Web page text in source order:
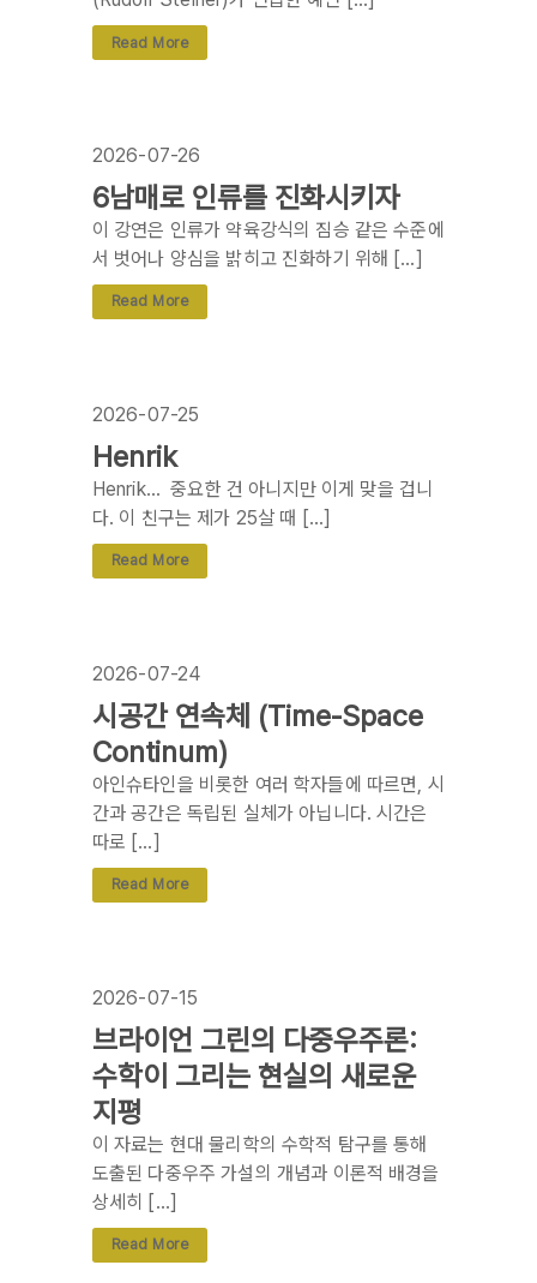
Read More
2026-07-26
6남매로 인류를 진화시키자
이 강연은 인류가 약육강식의 짐승 같은 수준에
서 벗어나 양심을 밝히고 진화하기 위해 […]
Read More
2026-07-25
Henrik
Henrik… 중요한 건 아니지만 이게 맞을 겁니
다. 이 친구는 제가 25살 때 […]
Read More
2026-07-24
시공간 연속체 (Time-Space
Continum)
아인슈타인을 비롯한 여러 학자들에 따르면, 시
간과 공간은 독립된 실체가 아닙니다. 시간은
따로 […]
Read More
2026-07-15
브라이언 그린의 다중우주론:
수학이 그리는 현실의 새로운
지평
이 자료는 현대 물리학의 수학적 탐구를 통해
도출된 다중우주 가설의 개념과 이론적 배경을
상세히 […]
Read More